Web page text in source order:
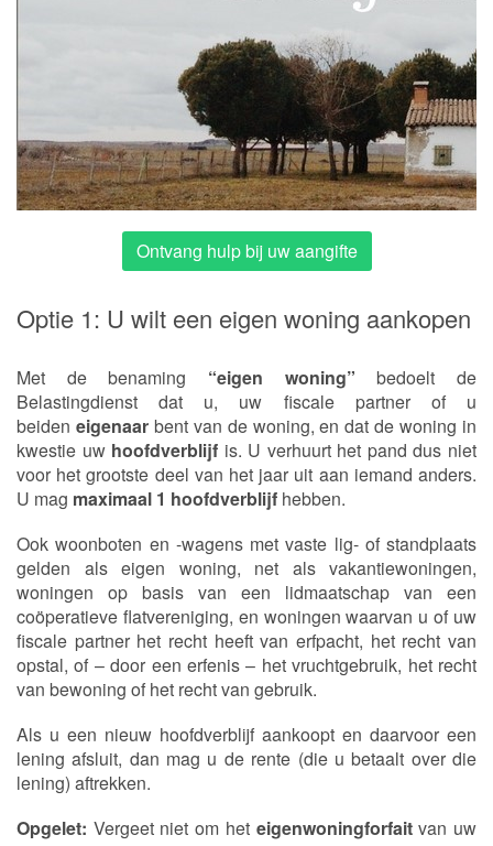
Ontvang hulp bij uw aangifte
Optie 1: U wilt een eigen woning aankopen
Met de benaming “eigen woning” bedoelt de
Belastingdienst dat u, uw fiscale partner of u
beiden eigenaar bent van de woning, en dat de woning in
kwestie uw hoofdverblijf is. U verhuurt het pand dus niet
voor het grootste deel van het jaar uit aan iemand anders.
U mag maximaal 1 hoofdverblijf hebben.
Ook woonboten en -wagens met vaste lig- of standplaats
gelden als eigen woning, net als vakantiewoningen,
woningen op basis van een lidmaatschap van een
coöperatieve flatvereniging, en woningen waarvan u of uw
fiscale partner het recht heeft van erfpacht, het recht van
opstal, of – door een erfenis – het vruchtgebruik, het recht
van bewoning of het recht van gebruik.
Als u een nieuw hoofdverblijf aankoopt en daarvoor een
lening afsluit, dan mag u de rente (die u betaalt over die
lening) aftrekken.
Opgelet: Vergeet niet om het eigenwoningforfaitvan uw